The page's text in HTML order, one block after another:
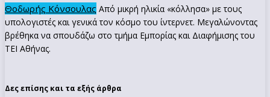
Θοδωρής Κόνσουλας Από μικρή ηλικία «κόλλησα» με τους
υπολογιστές και γενικά τον κόσμο του ίντερνετ. Μεγαλώνοντας
βρέθηκα να σπουδάζω στο τμήμα Εμπορίας και Διαφήμισης του
ΤΕΙ Αθήνας.
Δες επίσης και τα εξής άρθρα